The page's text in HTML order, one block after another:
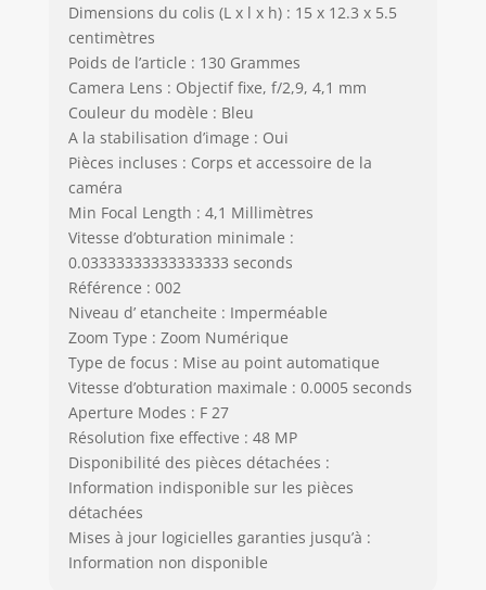
votre main.
multimodes et
zoom 16x : cet
appareil photo
sous-marin offre
fonctions telles
prise de vue en
rafale, le
retardateur (2/5/10
des
sourires/visages.
Le zoom 16x
permet d'agrandir
de
l'enregistrement
de vidéos ou de la
l'aide de la touche
W/T. Que ce soit en
Dimensions du colis (L x l x h) : 15 x 12.3 x 5.5
centimètres
Poids de l’article : 130 Grammes
Camera Lens : Objectif fixe, f/2,9, 4,1 mm
Couleur du modèle : Bleu
A la stabilisation d’image : Oui
Pièces incluses : Corps et accessoire de la
caméra
Min Focal Length : 4,1 Millimètres
Vitesse d’obturation minimale :
0.03333333333333333 seconds
Référence : 002
Niveau d’ etancheite : Imperméable
Zoom Type : Zoom Numérique
Type de focus : Mise au point automatique
Vitesse d’obturation maximale : 0.0005 seconds
Aperture Modes : F 27
Résolution fixe effective : 48 MP
Disponibilité des pièces détachées :
Information indisponible sur les pièces
détachées
Mises à jour logicielles garanties jusqu’à :
Information non disponible